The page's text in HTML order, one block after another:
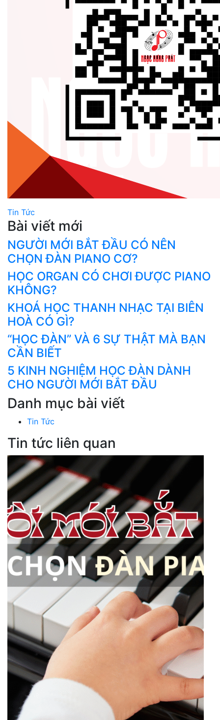
Tin Tức
Bài viết mới
NGƯỜI MỚI BẮT ĐẦU CÓ NÊN
CHỌN ĐÀN PIANO CƠ?
HỌC ORGAN CÓ CHƠI ĐƯỢC PIANO
KHÔNG?
KHOÁ HỌC THANH NHẠC TẠI BIÊN
HOÀ CÓ GÌ?
“HỌC ĐÀN” VÀ 6 SỰ THẬT MÀ BẠN
CẦN BIẾT
5 KINH NGHIỆM HỌC ĐÀN DÀNH
CHO NGƯỜI MỚI BẮT ĐẦU
Danh mục bài viết
Tin Tức
Tin tức liên quan